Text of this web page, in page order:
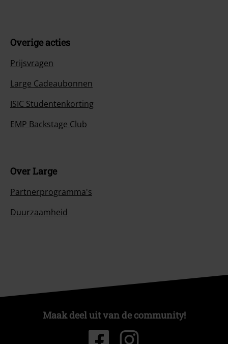
Overige acties
Prijsvragen
Large Cadeaubonnen
ISIC Studentenkorting
EMP Backstage Club
Over Large
Partnerprogramma's
Duurzaamheid
Maak deel uit van de community!